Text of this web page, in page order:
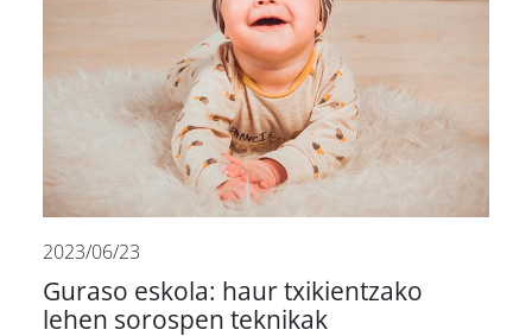
2023/06/23
Guraso eskola: haur txikientzako
lehen sorospen teknikak